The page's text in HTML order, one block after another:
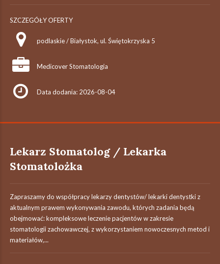
SZCZEGÓŁY OFERTY
podlaskie / Białystok, ul. Świętokrzyska 5
Medicover Stomatologia
Data dodania: 2026-08-04
Lekarz Stomatolog / Lekarka
Stomatolożka
Zapraszamy do współpracy lekarzy dentystów/ lekarki dentystki z
aktualnym prawem wykonywania zawodu, których zadania będą
obejmować: kompleksowe leczenie pacjentów w zakresie
stomatologii zachowawczej, z wykorzystaniem nowoczesnych metod i
materiałów,...